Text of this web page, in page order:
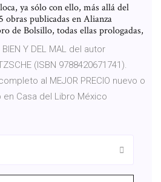
ya sólo con ello, más allá del
obras publicadas en Alianza
de Bolsillo, todas ellas prologadas,
BIEN Y DEL MAL del autor
(ISBN 9788420671741).
al MEJOR PRECIO nuevo o
en Casa del Libro México